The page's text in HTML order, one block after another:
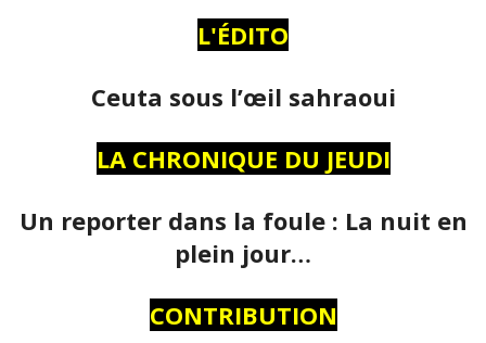
L'ÉDITO
Ceuta sous l’œil sahraoui
LA CHRONIQUE DU JEUDI
Un reporter dans la foule : La nuit en
plein jour…
CONTRIBUTION